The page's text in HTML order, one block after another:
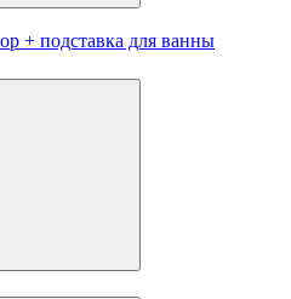
+ подставка для ванны